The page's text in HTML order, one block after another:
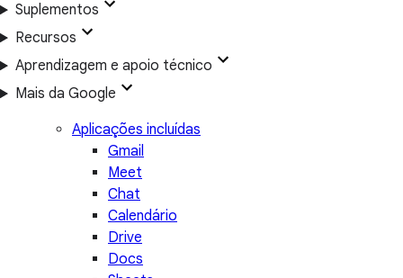
Suplementos
Recursos
Aprendizagem e apoio técnico
Mais da Google
Aplicações incluídas
Gmail
Meet
Chat
Calendário
Drive
Docs